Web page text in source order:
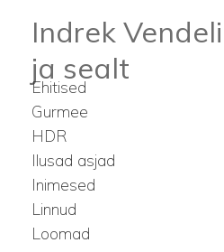
Indrek
ja sealt
Ehitised
Gurmee
HDR
Ilusad asjad
Inimesed
Linnud
Loomad